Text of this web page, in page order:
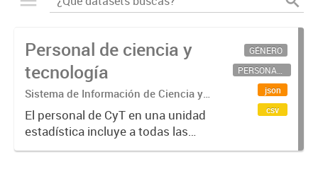
Personal de ciencia y
tecnología
Sistema de Información de Ciencia y
Tecnología Argentino (SICYTAR)
El personal de CyT en una unidad
estadística incluye a todas las
personas involucradas
GÉNERO
PERSONAL CIENTÍFICO-TECNOLÓGICO
json
csv